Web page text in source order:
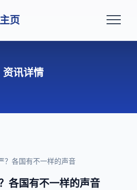
页
资讯详情
？各国有不一样的声音
各国有不一样的声音